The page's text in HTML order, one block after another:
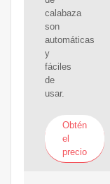
calabaza
son
automáticas
y
fáciles
de
usar.
Obtén
el
precio